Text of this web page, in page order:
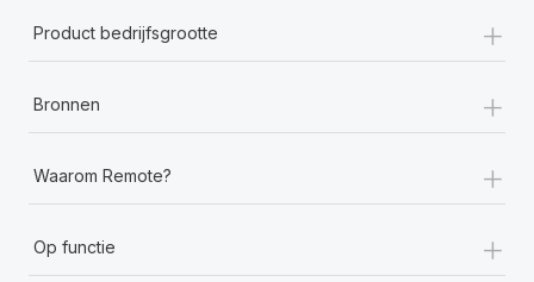
Product bedrijfsgrootte +
Bronnen +
Waarom Remote? +
Op functie +